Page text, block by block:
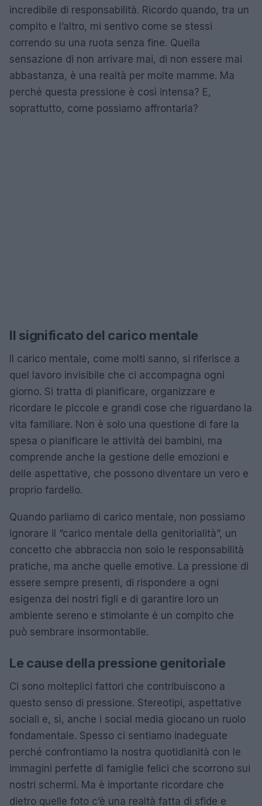
incredibile di responsabilità. Ricordo quando, tra un
compito e l’altro, mi sentivo come se stessi
correndo su una ruota senza fine. Quella
sensazione di non arrivare mai, di non essere mai
abbastanza, è una realtà per molte mamme. Ma
perché questa pressione è così intensa? E,
soprattutto, come possiamo affrontarla?
Il significato del carico mentale
Il carico mentale, come molti sanno, si riferisce a
quel lavoro invisibile che ci accompagna ogni
giorno. Si tratta di pianificare, organizzare e
ricordare le piccole e grandi cose che riguardano la
vita familiare. Non è solo una questione di fare la
spesa o pianificare le attività dei bambini, ma
comprende anche la gestione delle emozioni e
delle aspettative, che possono diventare un vero e
proprio fardello.
Quando parliamo di carico mentale, non possiamo
ignorare il “carico mentale della genitorialità”, un
concetto che abbraccia non solo le responsabilità
pratiche, ma anche quelle emotive. La pressione di
essere sempre presenti, di rispondere a ogni
esigenza dei nostri figli e di garantire loro un
ambiente sereno e stimolante è un compito che
può sembrare insormontabile.
Le cause della pressione genitoriale
Ci sono molteplici fattori che contribuiscono a
questo senso di pressione. Stereotipi, aspettative
sociali e, sì, anche i social media giocano un ruolo
fondamentale. Spesso ci sentiamo inadeguate
perché confrontiamo la nostra quotidianità con le
immagini perfette di famiglie felici che scorrono sui
nostri schermi. Ma è importante ricordare che
dietro quelle foto c’è una realtà fatta di sfide e